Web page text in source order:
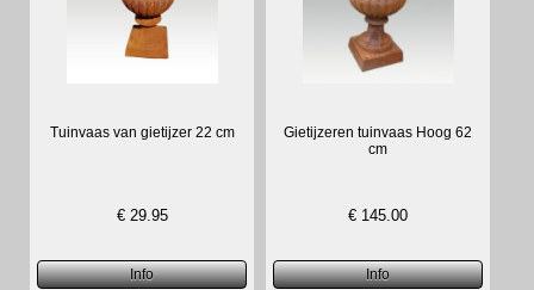
Tuinvaas van gietijzer 22 cm
€ 29.95
Gietijzeren tuinvaas Hoog 62
cm
€ 145.00